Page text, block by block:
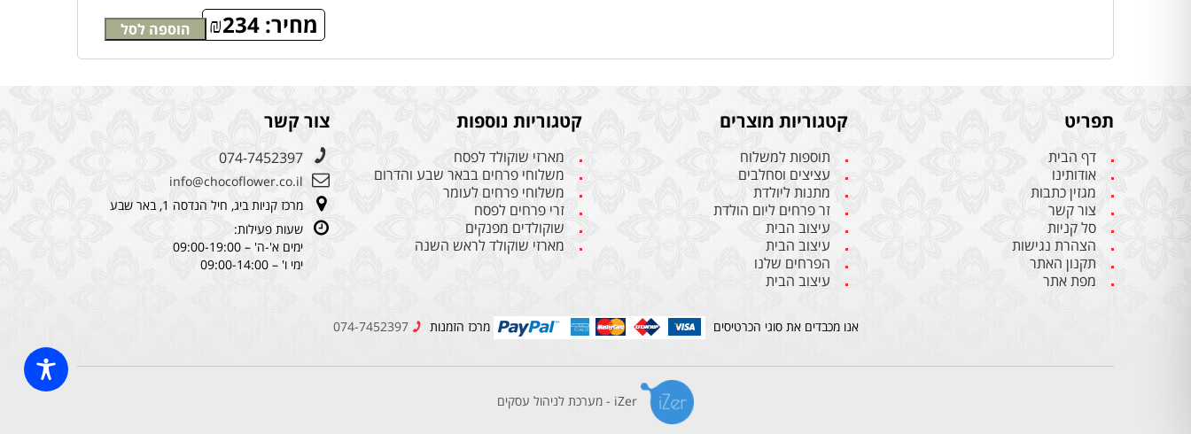
מחיר: ₪234 הוספה לסל
תפריט
דף הבית
אודותינו
מגזין כתבות
צור קשר
סל קניות
הצהרת נגישות
תקנון האתר
מפת אתר
קטגוריות מוצרים
תוספות למשלוח
עציצים וסחלבים
מתנות ליולדת
זר פרחים ליום הולדת
עיצוב הבית
עיצוב הבית
הפרחים שלנו
עיצוב הבית
קטגוריות נוספות
מארזי שוקולד לפסח
משלוחי פרחים בבאר שבע והדרום
משלוחי פרחים לעומר
זרי פרחים לפסח
שוקולדים מפנקים
מארזי שוקולד לראש השנה
צור קשר
074-7452397
info@chocoflower.co.il
מרכז קניות ביג, חיל הנדסה 1, באר שבע
שעות פעילות:
ימים א'-ה' – 09:00-19:00
ימי ו' – 09:00-14:00
אנו מכבדים את סוגי הכרטיסים מרכז הזמנות 074-7452397
iZer - מערכת לניהול עסקים